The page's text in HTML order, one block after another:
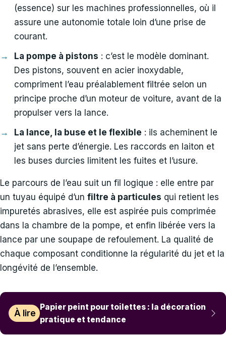
(essence) sur les machines professionnelles, où il
assure une autonomie totale loin d’une prise de
courant.
La pompe à pistons : c’est le modèle dominant.
Des pistons, souvent en acier inoxydable,
compriment l’eau préalablement filtrée selon un
principe proche d’un moteur de voiture, avant de la
propulser vers la lance.
La lance, la buse et le flexible : ils acheminent le
jet sans perte d’énergie. Les raccords en laiton et
les buses durcies limitent les fuites et l’usure.
Le parcours de l’eau suit un fil logique : elle entre par
un tuyau équipé d’un filtre à particules qui retient les
impuretés abrasives, elle est aspirée puis comprimée
dans la chambre de la pompe, et enfin libérée vers la
lance par une soupape de refoulement. La qualité de
chaque composant conditionne la régularité du jet et la
longévité de l’ensemble.
À lire
Papier peint pour toilettes : la décoration
pratique et tendance